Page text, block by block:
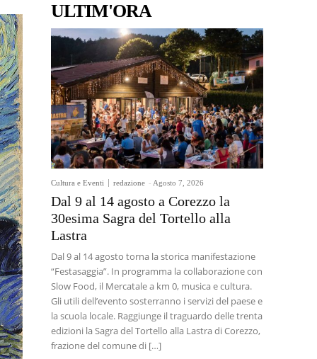
ULTIM'ORA
Cultura e Eventi redazione - Agosto 7, 2026
Dal 9 al 14 agosto a Corezzo la
30esima Sagra del Tortello alla
Lastra
Dal 9 al 14 agosto torna la storica manifestazione
“Festasaggia”. In programma la collaborazione con
Slow Food, il Mercatale a km 0, musica e cultura.
Gli utili dell’evento sosterranno i servizi del paese e
la scuola locale. Raggiunge il traguardo delle trenta
edizioni la Sagra del Tortello alla Lastra di Corezzo,
frazione del comune di […]